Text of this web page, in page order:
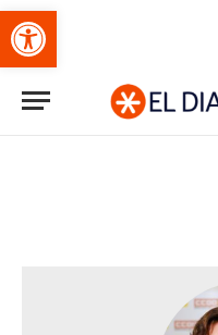
Obre la barra d'eines